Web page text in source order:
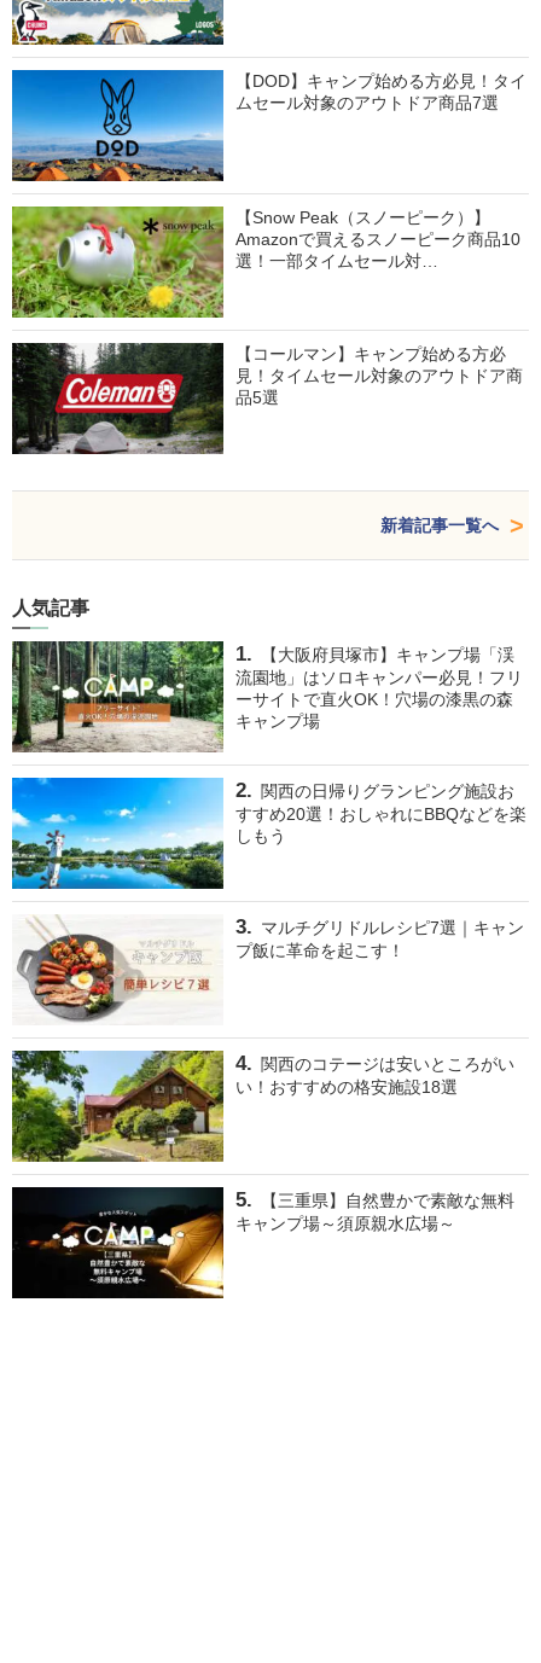
【DOD】キャンプ始める方必見！タイ
ムセール対象のアウトドア商品7選
【Snow Peak（スノーピーク）】
Amazonで買えるスノーピーク商品10
選！一部タイムセール対…
【コールマン】キャンプ始める方必
見！タイムセール対象のアウトドア商
品5選
新着記事一覧へ
人気記事
【大阪府貝塚市】キャンプ場「渓
流園地」はソロキャンパー必見！フリ
ーサイトで直火OK！穴場の漆黒の森
キャンプ場
関西の日帰りグランピング施設お
すすめ20選！おしゃれにBBQなどを楽
しもう
マルチグリドルレシピ7選｜キャン
プ飯に革命を起こす！
関西のコテージは安いところがい
い！おすすめの格安施設18選
【三重県】自然豊かで素敵な無料
キャンプ場～須原親水広場～